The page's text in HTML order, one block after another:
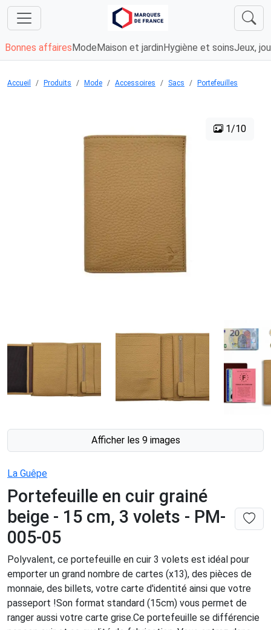
Bonnes affaires Mode Maison et jardin Hygiène et soinsJeux,
Accueil Produits Mode Accessoires Sacs Portefeuilles
1/10
Afficher les 9 images
La Guêpe
Portefeuille en cuir grainé
beige - 15 cm, 3 volets - PM-
005-05
Polyvalent, ce portefeuille en cuir 3 volets est idéal pour
emporter un grand nombre de cartes (x13), des pièces de
monnaie, des billets, votre carte d'identité ainsi que votre
passeport !Son format standard (15cm) vous permet de
ranger aussi votre carte grise.Ce portefeuille se différencie